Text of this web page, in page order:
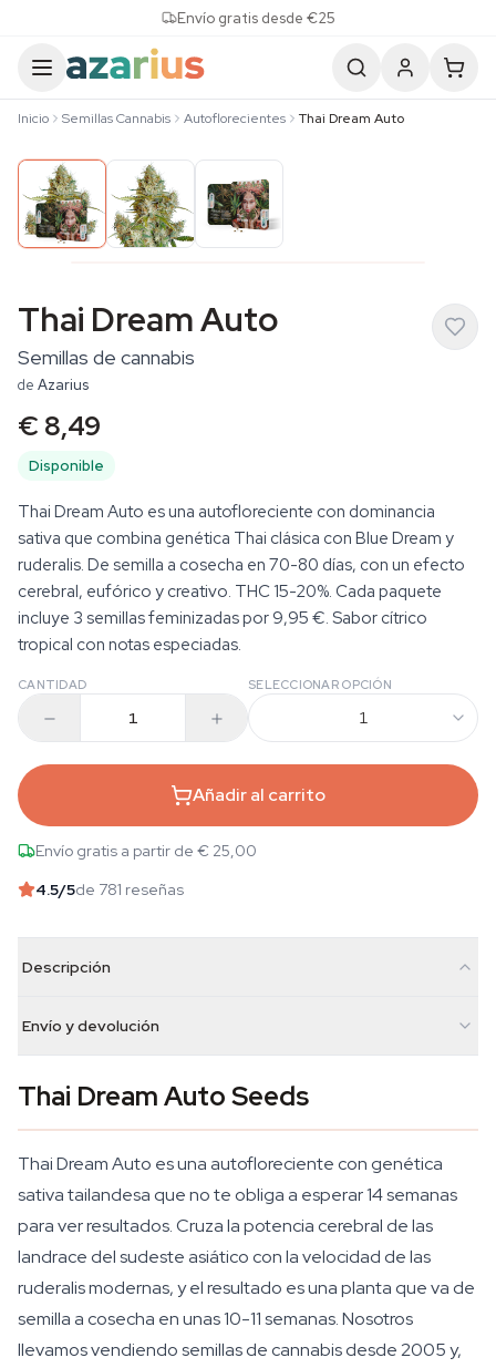
Envío gratis desde €25
Inicio Semillas Cannabis Autoflorecientes Thai Dream Auto
Thai Dream Auto
Semillas de cannabis
de Azarius
€ 8,49
Disponible
Thai Dream Auto es una autofloreciente con dominancia
sativa que combina genética Thai clásica con Blue Dream y
ruderalis. De semilla a cosecha en 70-80 días, con un efecto
cerebral, eufórico y creativo. THC 15-20%. Cada paquete
incluye 3 semillas feminizadas por 9,95 €. Sabor cítrico
tropical con notas especiadas.
CANTIDAD SELECCIONAR OPCIÓN
1
Añadir al carrito
Envío gratis a partir de € 25,00
4.5/5de 781 reseñas
Descripción
Envío y devolución
Thai Dream Auto Seeds
Thai Dream Auto es una autofloreciente con genética
sativa tailandesa que no te obliga a esperar 14 semanas
para ver resultados. Cruza la potencia cerebral de las
landrace del sudeste asiático con la velocidad de las
ruderalis modernas, y el resultado es una planta que va de
semilla a cosecha en unas 10-11 semanas. Nosotros
llevamos vendiendo semillas de cannabis desde 2005 y,